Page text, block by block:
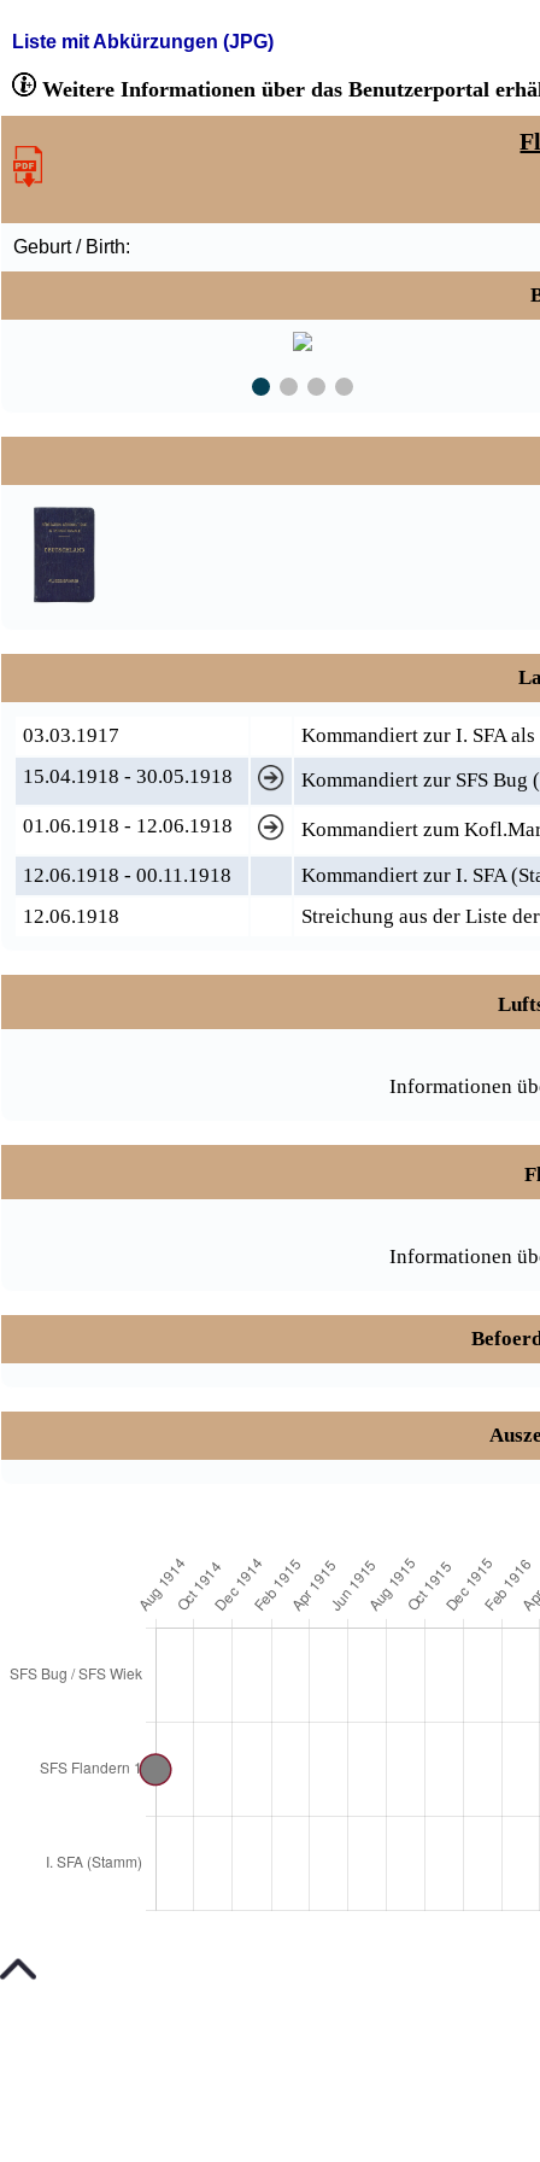
Liste mit Abkürzungen (JPG)
Weitere Informationen über das Benutzerportal
Geburt / Birth:
03.03.1917
Kommandiert zur I. SFA
15.04.1918 - 30.05.1918
Kommandiert zur SFS Bug
01.06.1918 - 12.06.1918
Kommandiert zum
12.06.1918 - 00.11.1918
Kommandiert zur I. SFA
12.06.1918
Streichung aus der Liste
Informationen
Informationen